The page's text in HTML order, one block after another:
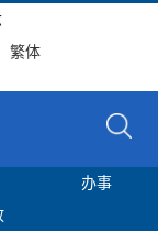
繁体
办事